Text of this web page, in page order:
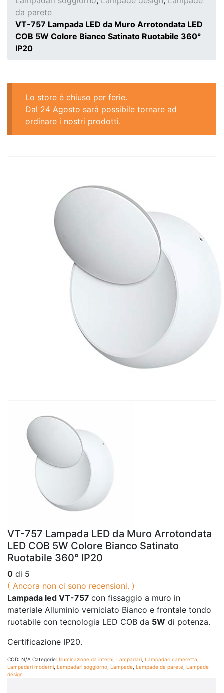
da parete
VT-757 Lampada LED da Muro Arrotondata LED
COB 5W Colore Bianco Satinato Ruotabile 360°
IP20
Lo store è chiuso per ferie.
Dal 24 Agosto sarà possibile tornare ad
ordinare i nostri prodotti.
VT-757 Lampada LED da Muro Arrotondata
LED COB 5W Colore Bianco Satinato
Ruotabile 360° IP20
0 di 5
( Ancora non ci sono recensioni. )
Lampada led VT-757 con fissaggio a muro in
materiale Alluminio verniciato Bianco e frontale tondo
ruotabile con tecnologia LED COB da 5W di potenza.
Certificazione IP20.
COD: N/A Categorie: Illuminazione da interni Lampadari Lampadari cameretta
Lampadari moderni Lampadari soggiorno Lampade Lampade da parete Lampade
design